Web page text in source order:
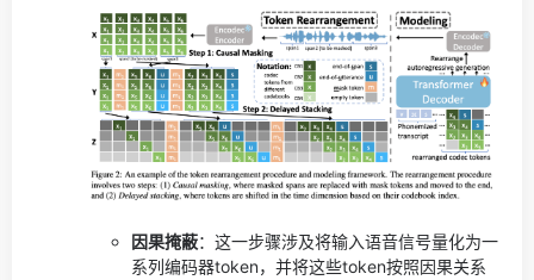
因果掩蔽：这一步骤涉及将输入语音信号量化为一
系列编码器token，并将这些token按照因果关系